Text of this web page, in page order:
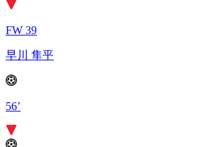
FW 39
早川 隼平
56’